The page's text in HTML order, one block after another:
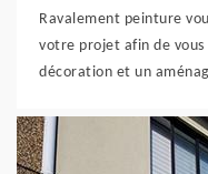
Ravalement peinture
votre projet afin de
décoration et un